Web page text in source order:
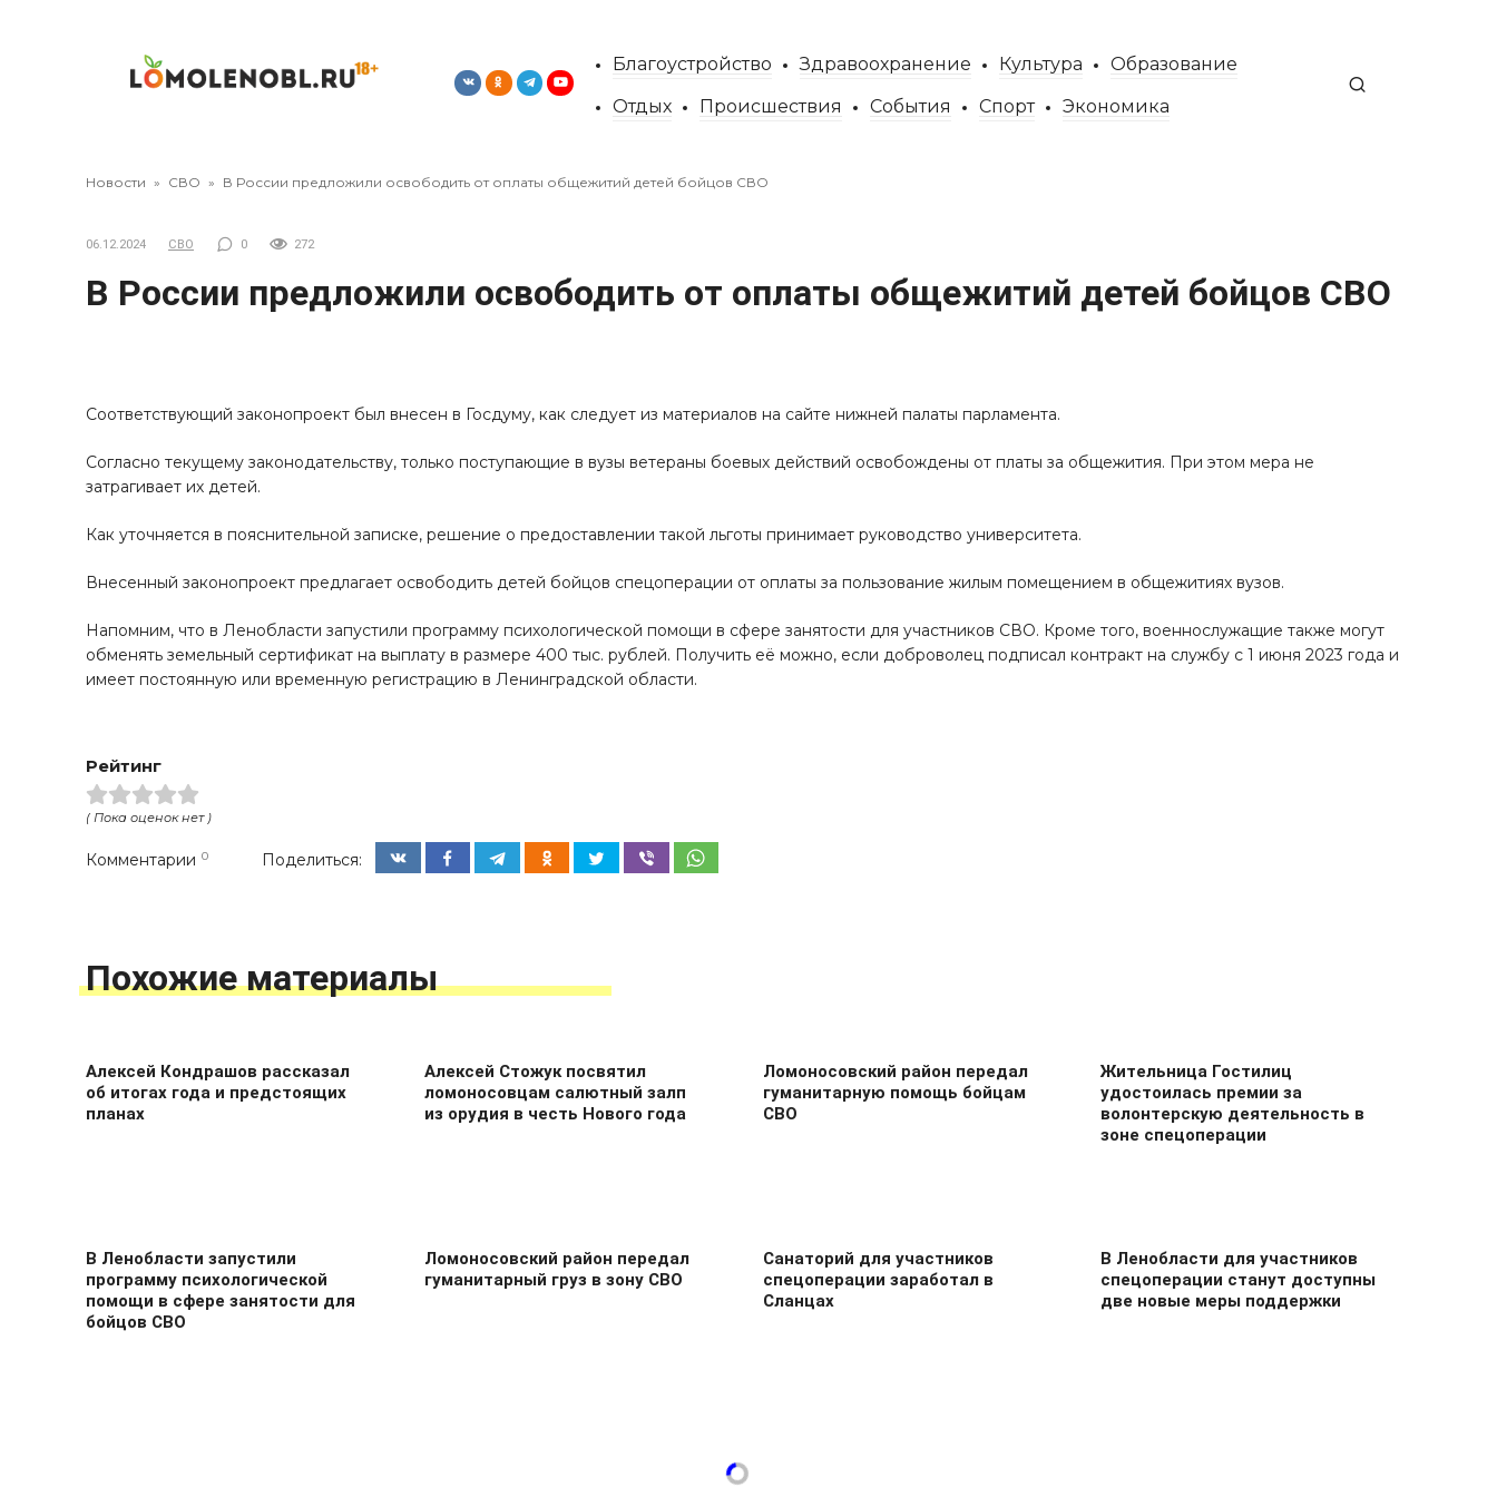
Благоустройство Здравоохранение Культура
Образование
Отдых
Происшествия События Спорт Экономика
Новости » СВО » В России предложили освободить от оплаты общежитий детей бойцов СВО
06.12.2024 СВО 0 272
В России предложили освободить от оплаты общежитий детей бойцов СВО
Соответствующий законопроект был внесен в Госдуму, как следует из материалов на сайте нижней палаты парламента.
Согласно текущему законодательству, только поступающие в вузы ветераны боевых действий освобождены от платы за общежития. При этом мера не
затрагивает их детей.
Как уточняется в пояснительной записке, решение о предоставлении такой льготы принимает руководство университета.
Внесенный законопроект предлагает освободить детей бойцов спецоперации от оплаты за пользование жилым помещением в общежитиях вузов.
Напомним, что в Ленобласти запустили программу психологической помощи в сфере занятости для участников СВО. Кроме того, военнослужащие также могут
обменять земельный сертификат на выплату в размере 400 тыс. рублей. Получить её можно, если доброволец подписал контракт на службу с 1 июня 2023 года и
имеет постоянную или временную регистрацию в Ленинградской области.
Рейтинг
( Пока оценок нет )
Комментарии 0 Поделиться:
Похожие материалы
Алексей Кондрашов рассказал
об итогах года и предстоящих
планах
Алексей Стожук посвятил
ломоносовцам салютный залп
из орудия в честь Нового года
Ломоносовский район передал
гуманитарную помощь бойцам
СВО
Жительница Гостилиц
удостоилась премии за
волонтерскую деятельность в
зоне спецоперации
В Ленобласти запустили
программу психологической
помощи в сфере занятости для
бойцов СВО
Ломоносовский район передал
гуманитарный груз в зону СВО
Санаторий для участников
спецоперации заработал в
Сланцах
В Ленобласти для участников
спецоперации станут доступны
две новые меры поддержки